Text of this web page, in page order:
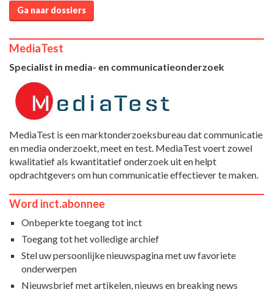
Ga naar dossiers
MediaTest
Specialist in media- en communicatieonderzoek
MediaTest is een marktonderzoeksbureau dat communicatie
en media onderzoekt, meet en test. MediaTest voert zowel
kwalitatief als kwantitatief onderzoek uit en helpt
opdrachtgevers om hun communicatie effectiever te maken.
Word inct.abonnee
Onbeperkte toegang tot inct
Toegang tot het volledige archief
Stel uw persoonlijke nieuwspagina met uw favoriete
onderwerpen
Nieuwsbrief met artikelen, nieuws en breaking news